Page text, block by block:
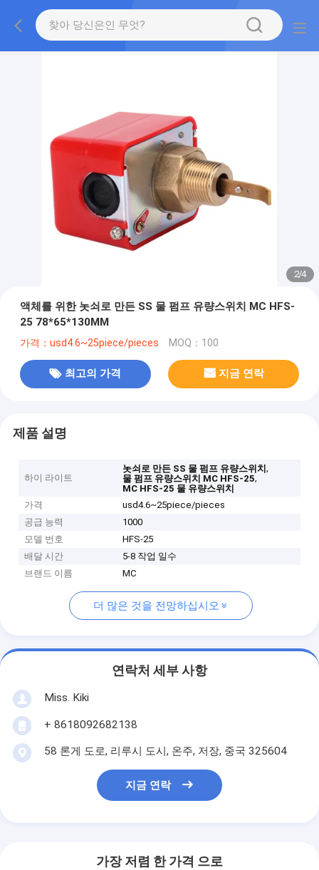
2/4
액체를 위한 놋쇠로 만든 SS 물 펌프 유량스위치 MC HFS-
25 78*65*130MM
가격：usd4.6~25piece/pieces MOQ：100
최고의 가격 지금 연락
제품 설명
하이 라이트
놋쇠로 만든 SS 물 펌프 유량스위치,
물 펌프 유량스위치 MC HFS-25,
MC HFS-25 물 유량스위치
가격
usd4.6~25piece/pieces
공급 능력
1000
모델 번호
HFS-25
배달 시간
5-8 작업 일수
브랜드 이름
MC
더 많은 것을 전망하십시오
연락처 세부 사항
Miss. Kiki
+ 8618092682138
58 론게 도로, 리루시 도시, 온주, 저장, 중국 325604
지금 연락
가장 저렴 한 가격 으로